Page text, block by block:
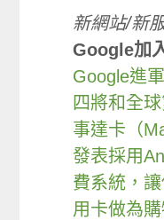
新網站/新
Google加
Google進
四將和全
事達卡（
發表採用
費系統，
用卡做為